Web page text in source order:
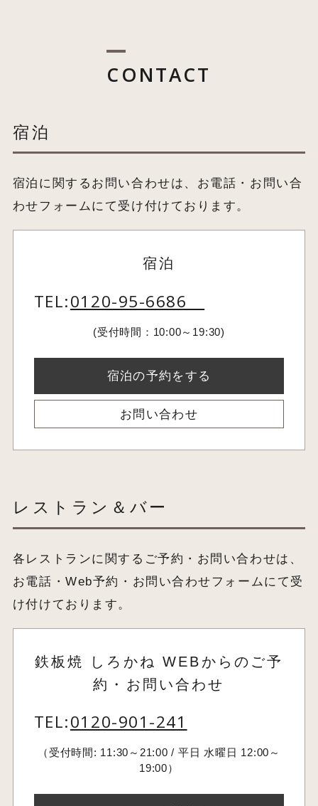
CONTACT
宿泊
宿泊に関するお問い合わせは、お電話・お問い合
わせフォームにて受け付けております。
宿泊
TEL:0120-95-6686
(受付時間：10:00～19:30)
宿泊の予約をする
お問い合わせ
レストラン＆バー
各レストランに関するご予約・お問い合わせは、
お電話・Web予約・お問い合わせフォームにて受
け付けております。
鉄板焼 しろかね WEBからのご予
約・お問い合わせ
TEL:0120-901-241
（受付時間: 11:30～21:00 / 平日 水曜日 12:00～
19:00）